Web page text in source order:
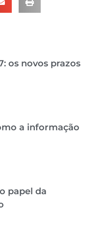
os novos prazos
a informação
papel da